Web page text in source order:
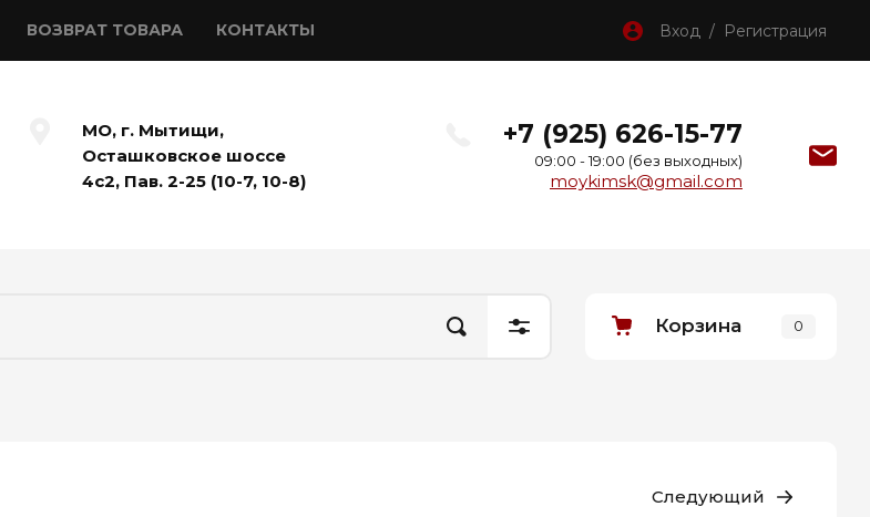
ВОЗВРАТ ТОВАРА КОНТАКТЫ Вход / Регистрация
МО, г. Мытищи,
Осташковское шоссе
4с2, Пав. 2-25 (10-7, 10-8)
+7 (925) 626-15-77
09:00 - 19:00 (без выходных)
moykimsk@gmail.com
Корзина 0
Следующий